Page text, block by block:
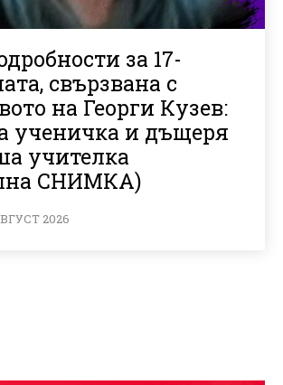
за 17-
свързвана с
на Георги Кузев:
ученичка и дъщеря
учителка
СНИМКА)
2026